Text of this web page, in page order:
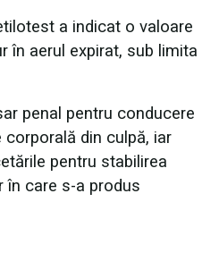
a indicat o valoare
în aerul expirat, sub limita
penal pentru conducere
din culpă, iar
pentru stabilirea
în care s-a produs